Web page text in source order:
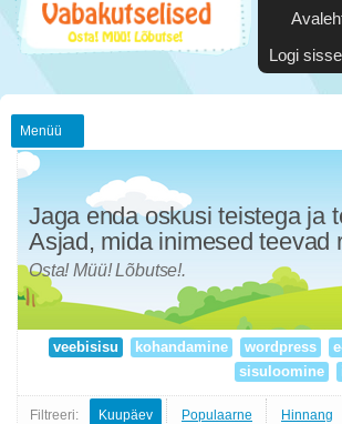
Logi sisse
Menüü
Jaga enda oskusi teistega ja
Asjad, mida inimesed teevad
Osta! Müü! Lõbutse!.
veebisisu kohandamine wordpress
sisuloomine
Filtreeri: Kuupäev Populaarne Hinnang